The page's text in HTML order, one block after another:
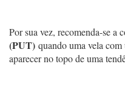
Por sua vez, recomenda-se a
(PUT) quando uma vela
aparecer no topo de uma